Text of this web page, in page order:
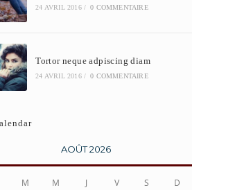
24 AVRIL 2016 / 0 COMMENTAIRE
Tortor neque adpiscing diam
24 AVRIL 2016 / 0 COMMENTAIRE
AOÛT 2026
M M J V S D